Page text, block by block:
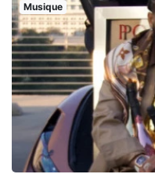
Musique